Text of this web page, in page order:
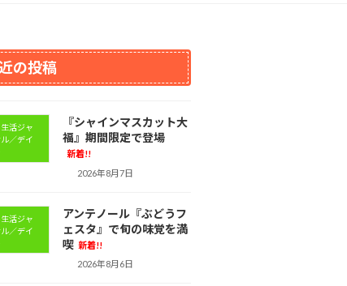
の投稿
活ジャ
／デイ
『シャインマスカット大
福』期間限定で登場
新着!!
2026年8月7日
活ジャ
／デイ
アンテノール『ぶどうフ
ェスタ』で旬の味覚を満
喫 新着!!
2026年8月6日